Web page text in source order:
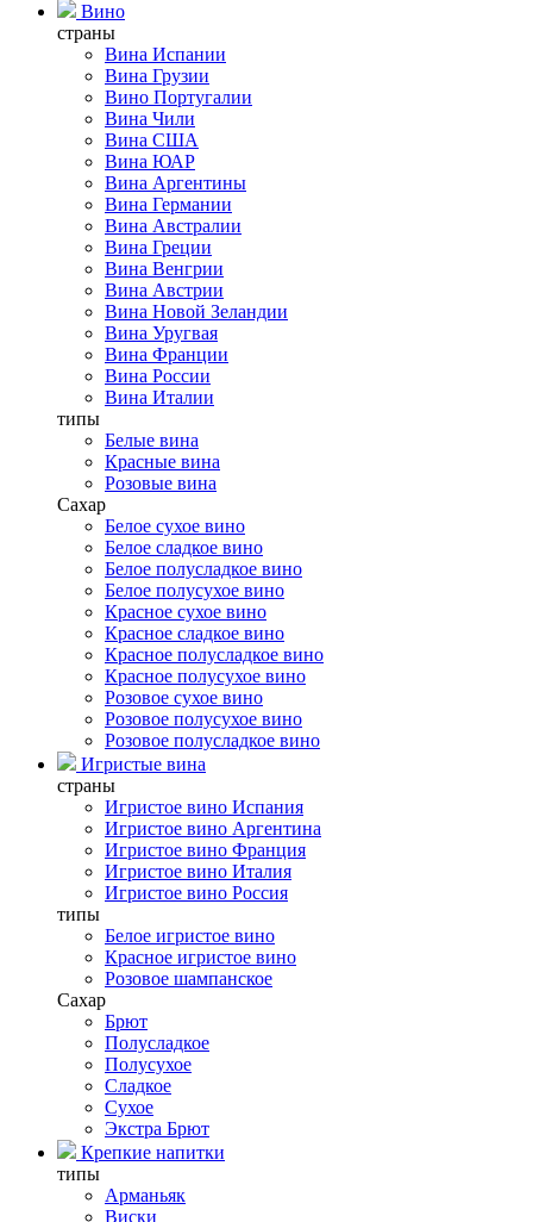
Вино
страны
Вина Испании
Вина Грузии
Вино Португалии
Вина Чили
Вина США
Вина ЮАР
Вина Аргентины
Вина Германии
Вина Австралии
Вина Греции
Вина Венгрии
Вина Австрии
Вина Новой Зеландии
Вина Уругвая
Вина Франции
Вина России
Вина Италии
типы
Белые вина
Красные вина
Розовые вина
Сахар
Белое сухое вино
Белое сладкое вино
Белое полусладкое вино
Белое полусухое вино
Красное сухое вино
Красное сладкое вино
Красное полусладкое вино
Красное полусухое вино
Розовое сухое вино
Розовое полусухое вино
Розовое полусладкое вино
Игристые вина
страны
Игристое вино Испания
Игристое вино Аргентина
Игристое вино Франция
Игристое вино Италия
Игристое вино Россия
типы
Белое игристое вино
Красное игристое вино
Розовое шампанское
Сахар
Брют
Полусладкое
Полусухое
Сладкое
Сухое
Экстра Брют
Крепкие напитки
типы
Арманьяк
Виски